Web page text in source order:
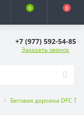
0 0
+7 (977) 592-54-85
Заказать звонок
Беговая дорожка DFC